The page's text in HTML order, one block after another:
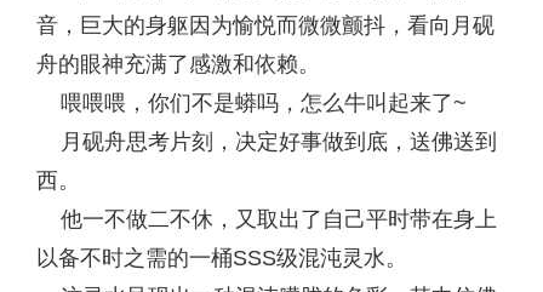
音，巨大的身躯因为愉悦而微微颤抖，看向月砚
舟的眼神充满了感激和依赖。
喂喂喂，你们不是蟒吗，怎么牛叫起来了~
月砚舟思考片刻，决定好事做到底，送佛送到
西。
他一不做二不休，又取出了自己平时带在身上
以备不时之需的一桶SSS级混沌灵水。